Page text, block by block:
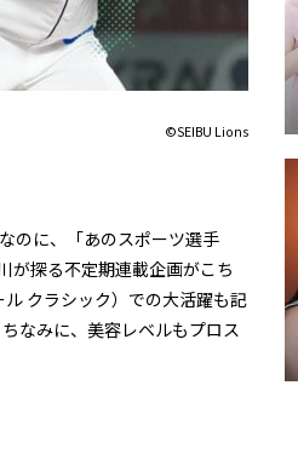
©️SEIBU Lions
のに、「あのスポーツ選手
が探る不定期連載企画がこち
ル クラシック）での大活躍も記
なみに、美容レベルもプロス